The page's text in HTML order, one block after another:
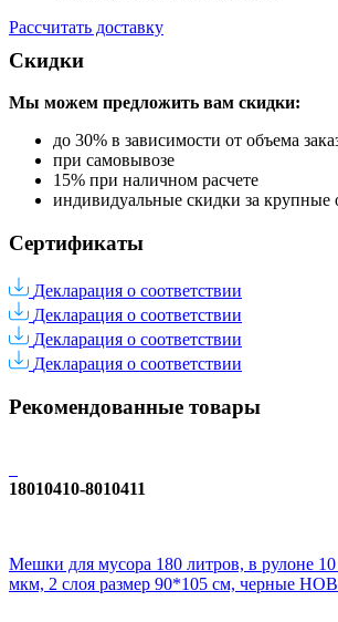
Рассчитать доставку
Скидки
Мы можем предложить вам скидки:
до 30% в зависимости от объема
при самовывозе
15% при наличном расчете
индивидуальные скидки за крупные
Сертификаты
Декларация о соответствии
Декларация о соответствии
Декларация о соответствии
Декларация о соответствии
Рекомендованные товары
18010410-8010411
Мешки для мусора 180 литров, в рулоне
мкм, 2 слоя размер 90*105 см, черные